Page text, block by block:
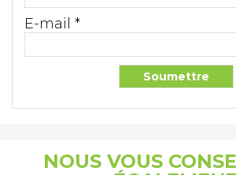
E-mail *
NOUS VOUS